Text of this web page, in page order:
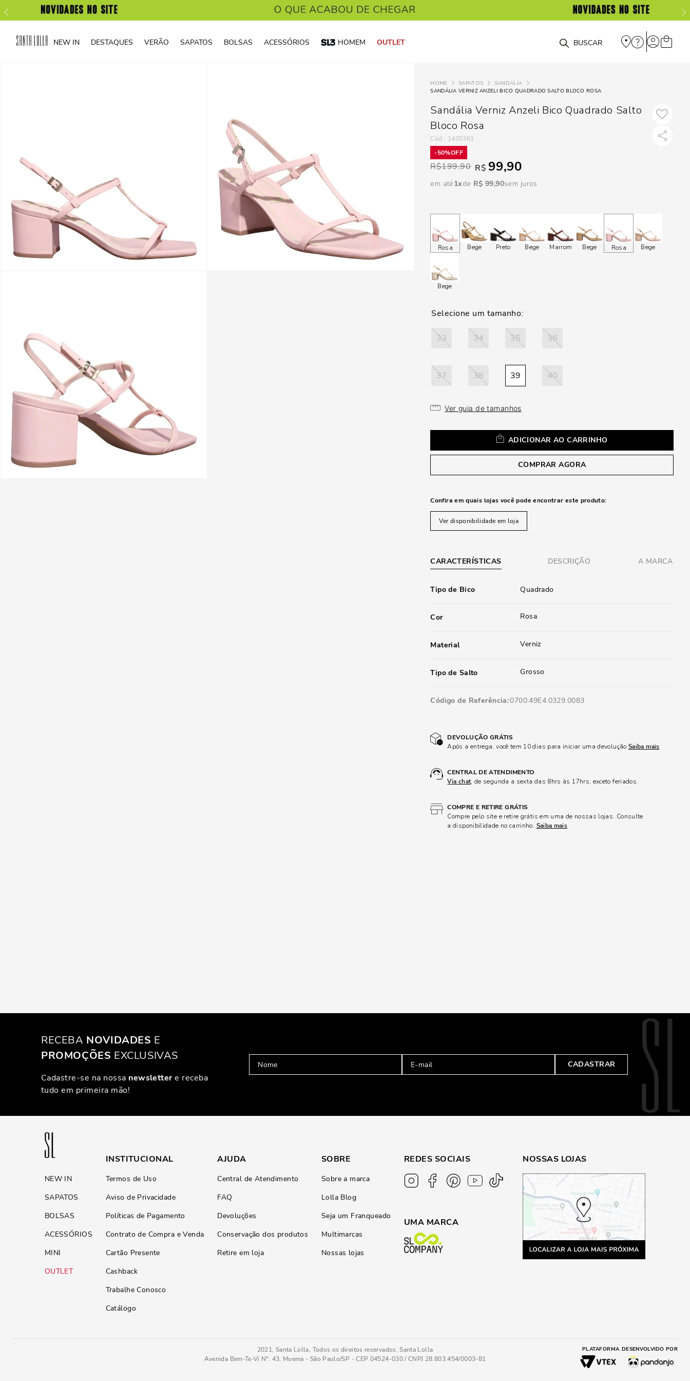
NEW IN DESTAQUES VERÃO SAPATOS BOLSAS ACESSÓRIOS HOMEM OUTLET O que você está procurando?
SAPATOS
SANDÁLIA
SANDÁLIA VERNIZ ANZELI BICO QUADRADO SALTO BLOCO ROSA
Sandália Verniz Anzeli Bico Quadrado Salto
Bloco Rosa
: 1405361
50%
R$199,90 R$ 99,90
em até1 R$ 99,90sem juros
Rosa Bege Preto Bege Marrom Bege Rosa Bege
Bege
33 34 35 36
37 38 39 40
Ver guia de tamanhos
ADICIONAR AO CARRINHO
COMPRAR AGORA
Confira em quais lojas você pode encontrar este produto:
Ver disponibilidade em loja
CARACTERÍSTICAS DESCRIÇÃO A MARCA
Tipo de Bico Quadrado
Cor Rosa
Material Verniz
Tipo de Salto Grosso
Código de Referência 0700.49E4.0329.0083
DEVOLUÇÃO GRÁTIS
Após a entrega, você tem 10 dias para iniciar uma devolução Saiba mais
CENTRAL DE ATENDIMENTO
Via chat, de segunda a sexta das 8hrs às 17hrs, exceto feriados.
COMPRE E RETIRE GRÁTIS
Compre pelo site e retire grátis em uma de nossas lojas. Consulte
a disponibilidade no carrinho. Saiba mais
RECEBA NOVIDADES E
PROMOÇÕES EXCLUSIVAS
Cadastre-se na nossa newslettere receba
tudo em primeira mão!
CADASTRAR
NEW IN
SAPATOS
BOLSAS
ACESSÓRIOS
MINI
OUTLET
INSTITUCIONAL
Termos de Uso
Aviso de Privacidade
Políticas de Pagamento
Contrato de Compra e Venda
Cartão Presente
Cashback
Trabalhe Conosco
Catálogo
AJUDA
Central de Atendimento
FAQ
Devoluções
Conservação dos produtos
Retire em loja
SOBRE
Sobre a marca
Lolla Blog
Seja um Franqueado
Multimarcas
Nossas lojas
REDES SOCIAIS
UMA MARCA
NOSSAS LOJAS
2021, Santa Lolla, Todos os direitos reservados, Santa Lolla
Avenida Bem-Te-Vi N°: 43, Moema - São Paulo/SP - CEP 04524-030 / CNPJ 28.803.454/0003-81
PLATAFORMA DESENVOLVIDO POR